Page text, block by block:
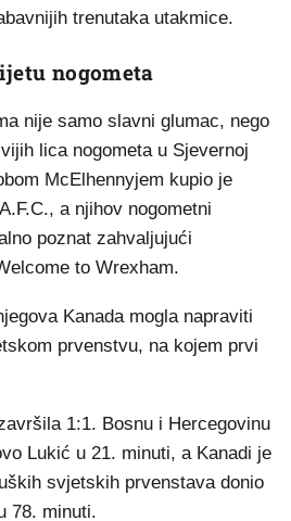
trenutaka utakmice.
nogometa
nije samo slavni glumac, nego
lica nogometa u Sjevernoj
McElhennyjem kupio je
a njihov nogometni
poznat zahvaljujući
to Wrexham.
Kanada mogla napraviti
prvenstvu, na kojem prvi
1:1. Bosnu i Hercegovinu
Lukić u 21. minuti, a Kanadi je
svjetskih prvenstava donio
78. minuti.